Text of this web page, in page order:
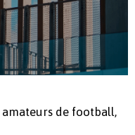
de football,